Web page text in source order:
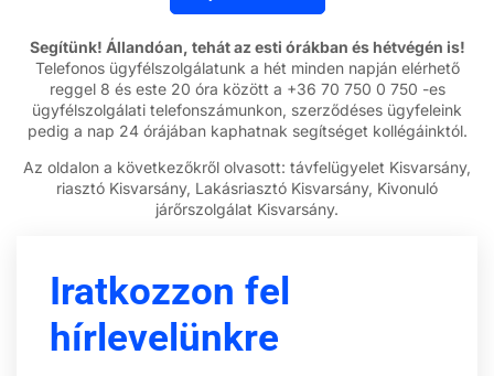
Segítünk! Állandóan, tehát az esti órákban és hétvégén is!
Telefonos ügyfélszolgálatunk a hét minden napján elérhető
reggel 8 és este 20 óra között a +36 70 750 0 750 -es
ügyfélszolgálati telefonszámunkon, szerződéses ügyfeleink
pedig a nap 24 órájában kaphatnak segítséget kollégáinktól.
Az oldalon a következőkről olvasott: távfelügyelet Kisvarsány,
riasztó Kisvarsány, Lakásriasztó Kisvarsány, Kivonuló
járőrszolgálat Kisvarsány.
Iratkozzon fel
hírlevelünkre